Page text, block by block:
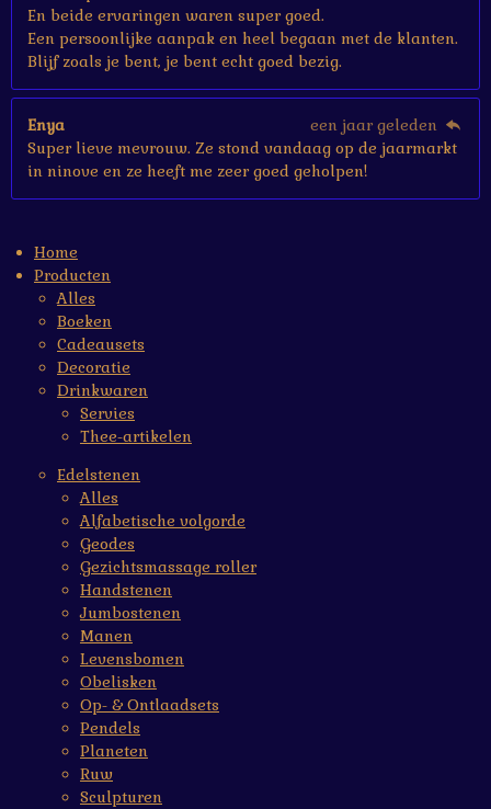
En beide ervaringen waren super goed.
Een persoonlijke aanpak en heel begaan met de klanten.
Blijf zoals je bent, je bent echt goed bezig.
Enya
een jaar geleden
Super lieve mevrouw. Ze stond vandaag op de jaarmarkt
in ninove en ze heeft me zeer goed geholpen!
Home
Producten
Alles
Boeken
Cadeausets
Decoratie
Drinkwaren
Servies
Thee-artikelen
Edelstenen
Alles
Alfabetische volgorde
Geodes
Gezichtsmassage roller
Handstenen
Jumbostenen
Manen
Levensbomen
Obelisken
Op- & Ontlaadsets
Pendels
Planeten
Ruw
Sculpturen